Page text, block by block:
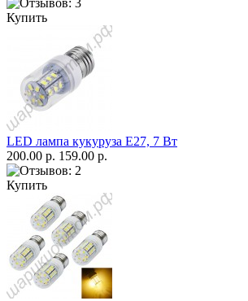
Купить
LED лампа кукуруза Е27, 7 Вт
200.00 р. 159.00 р.
Купить